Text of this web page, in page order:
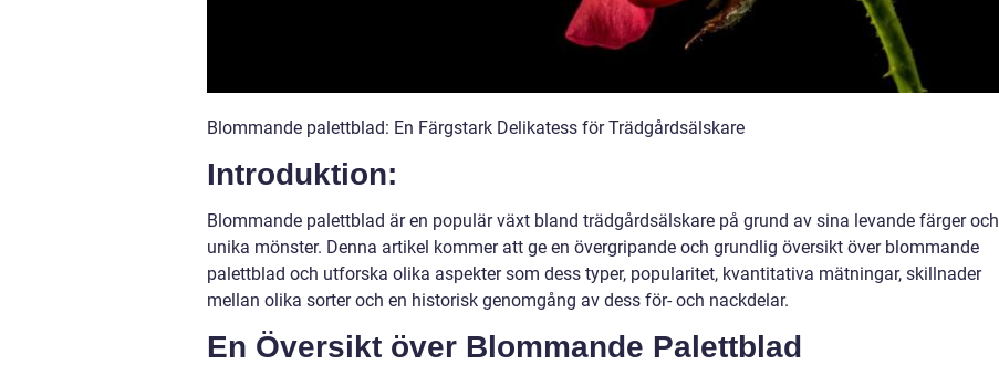
Blommande palettblad: En Färgstark Delikatess för Trädgårdsälskare
Introduktion:
Blommande palettblad är en populär växt bland trädgårdsälskare på grund av sina levande färger och
unika mönster. Denna artikel kommer att ge en övergripande och grundlig översikt över blommande
palettblad och utforska olika aspekter som dess typer, popularitet, kvantitativa mätningar, skillnader
mellan olika sorter och en historisk genomgång av dess för- och nackdelar.
En Översikt över Blommande Palettblad